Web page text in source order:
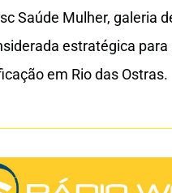
Saúde Mulher, galeria
estratégica
em Rio das Ostras.